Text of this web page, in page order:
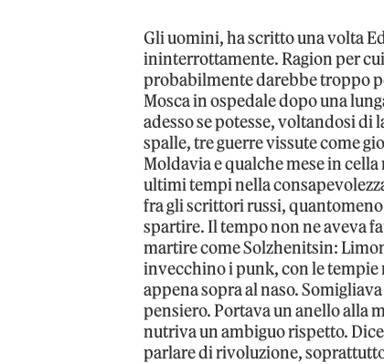
Gli uomini, ha scritto una volta
ininterrottamente. Ragion per
probabilmente darebbe troppo
Mosca in ospedale dopo una
adesso se potesse, voltandosi di
spalle, tre guerre vissute come
Moldavia e qualche mese in
ultimi tempi nella
fra gli scrittori russi,
spartire. Il tempo non ne aveva
martire come Solzhenitsin:
invecchino i punk, con le tempie
appena sopra al naso.
pensiero. Portava un anello alla
nutriva un ambiguo rispetto.
parlare di rivoluzione,